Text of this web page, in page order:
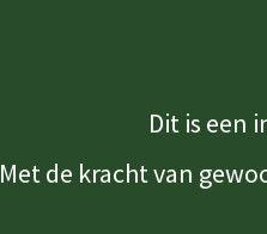
Dit is een
Met de kracht van